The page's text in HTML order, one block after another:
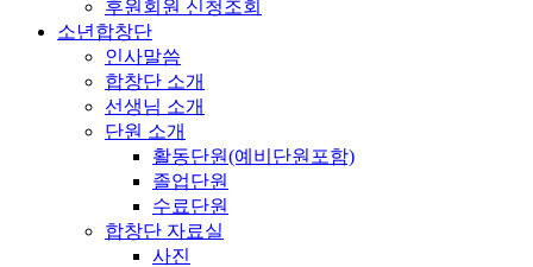
후원회원 신청조회
소년합창단
인사말씀
합창단 소개
선생님 소개
단원 소개
활동단원(예비단원포함)
졸업단원
수료단원
합창단 자료실
사진